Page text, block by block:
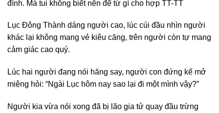
đình. Mà tui không biết nên để từ gì cho hợp TT-TT
Lục Đông Thành dáng người cao, lúc cúi đầu nhìn người
khác lại không mang vẻ kiêu căng, trên người còn tự mang
cảm giác cao quý.
Lúc hai người đang nói hăng say, người con đứng kế mở
miệng hỏi: “Ngài Lục hôm nay sao lại đi một mình vậy?”
Người kia vừa nói xong đã bị lão gia tử quay đầu trừng